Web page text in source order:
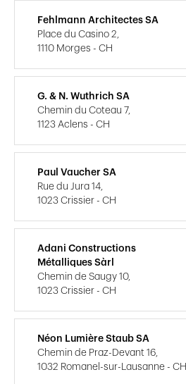
Fehlmann Architectes SA
Place du Casino 2,
1110 Morges - CH
G. & N. Wuthrich SA
Chemin du Coteau 7,
1123 Aclens - CH
Paul Vaucher SA
Rue du Jura 14,
1023 Crissier - CH
Adani Constructions
Métalliques Sàrl
Chemin de Saugy 10,
1023 Crissier - CH
Néon Lumière Staub SA
Chemin de Praz-Devant 16,
1032 Romanel-sur-Lausanne - CH